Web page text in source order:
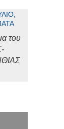
του